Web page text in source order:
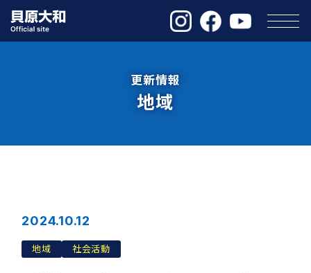
更新情報
地域
2024.10.12
地域 社会活動